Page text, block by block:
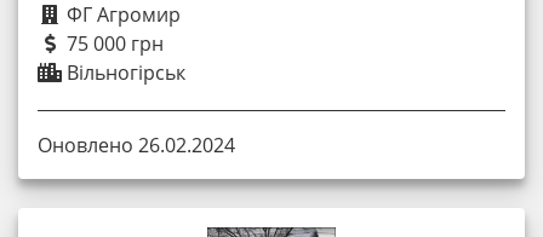
ФГ Агромир
75 000 грн
Вільногірськ
Оновлено 26.02.2024